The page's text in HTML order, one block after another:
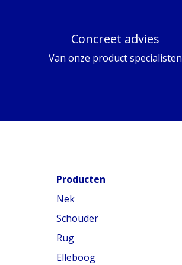
Concreet advies
Van onze product specialisten
Producten
Nek
Schouder
Rug
Elleboog